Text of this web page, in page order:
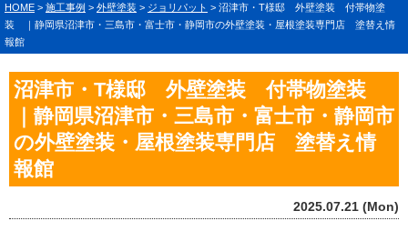
HOME > 施工事例 > 外壁塗装 > ジョリパット > 沼津市・T様邸 外壁塗装 付帯物塗
装 ｜静岡県沼津市・三島市・富士市・静岡市の外壁塗装・屋根塗装専門店 塗替え情
報館
沼津市・T様邸 外壁塗装 付帯物塗装
｜静岡県沼津市・三島市・富士市・静岡市
の外壁塗装・屋根塗装専門店 塗替え情
報館
2025.07.21 (Mon)